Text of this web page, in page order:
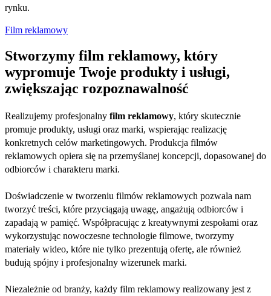
rynku.
Film reklamowy
Stworzymy film reklamowy, który
wypromuje Twoje produkty i usługi,
zwiększając rozpoznawalność
Realizujemy profesjonalny film reklamowy, który skutecznie
promuje produkty, usługi oraz marki, wspierając realizację
konkretnych celów marketingowych. Produkcja filmów
reklamowych opiera się na przemyślanej koncepcji, dopasowanej do
odbiorców i charakteru marki.
Doświadczenie w tworzeniu filmów reklamowych pozwala nam
tworzyć treści, które przyciągają uwagę, angażują odbiorców i
zapadają w pamięć. Współpracując z kreatywnymi zespołami oraz
wykorzystując nowoczesne technologie filmowe, tworzymy
materiały wideo, które nie tylko prezentują ofertę, ale również
budują spójny i profesjonalny wizerunek marki.
Niezależnie od branży, każdy film reklamowy realizowany jest z